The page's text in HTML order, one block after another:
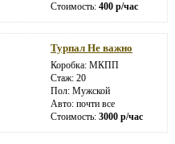
Стоимость: 400 р/час
Турпал Не важно
Коробка: МКПП
Стаж: 20
Пол: Мужской
Авто: почти все
Стоимость: 3000 р/час